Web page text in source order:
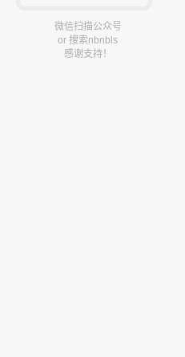
微信扫描公众号
or 搜索nbnbls
感谢支持！